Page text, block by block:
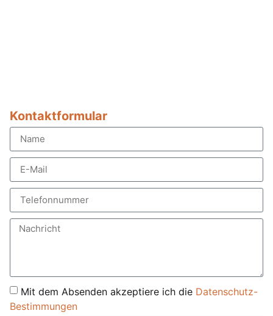
Kontaktformular
Mit dem Absenden akzeptiere ich die Datenschutz-
Bestimmungen